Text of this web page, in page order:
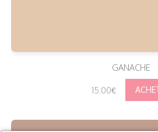
GANACHE
15.00€